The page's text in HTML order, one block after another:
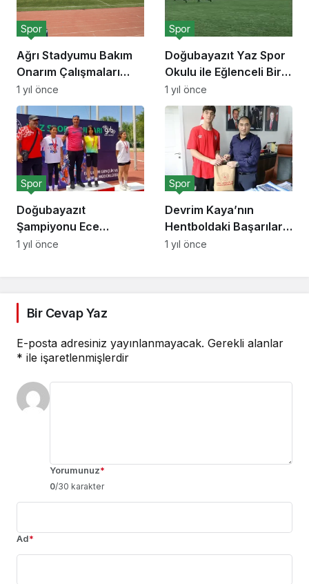
Ağrı Stadyumu Bakım
Onarım Çalışmaları
Hızlandı
Spor
1 yıl önce
Doğubayazıt Yaz Spor
Okulu ile Eğlenceli Bir
Yaz
Spor
1 yıl önce
Doğubayazıt
Şampiyonu Ece
Ertaş’tan Gurur Dolu
Spor
1 yıl önce
Devrim Kaya’nın
Hentboldaki Başarıları
ve Motivasyonu
Spor
1 yıl önce
Bir Cevap Yaz
E-posta adresiniz yayınlanmayacak. Gerekli alanlar
* ile işaretlenmişlerdir
Yorumunuz*
0/30 karakter
Ad*